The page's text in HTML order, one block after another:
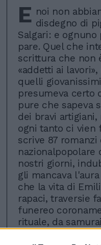
E noi non
disdegno di
Salgari: e
pare. Quel che
scrittura che non
«addetti ai
quelli
presumeva certo
pure che sapeva
dei bravi
ogni tanto ci vien
scrive 87
nazionalpopolare
nostri giorni,
gli mancava
che la vita di
rapaci, traversie
funereo
rituale, da